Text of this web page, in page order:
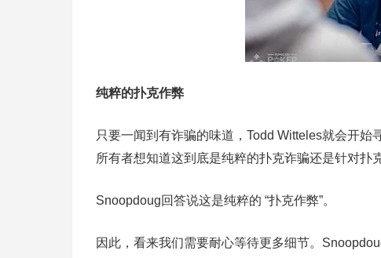
纯粹的扑克作弊
只要一闻到有诈骗的味道，Todd Witteles就会开
所有者想知道这到底是纯粹的扑克诈骗还是针对扑
Snoopdoug回答说这是纯粹的 “扑克作弊”。
因此，看来我们需要耐心等待更多细节。